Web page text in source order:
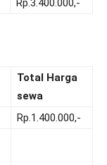
Rp.3.400.000,-
Total Harga
sewa
Rp.1.400.000,-